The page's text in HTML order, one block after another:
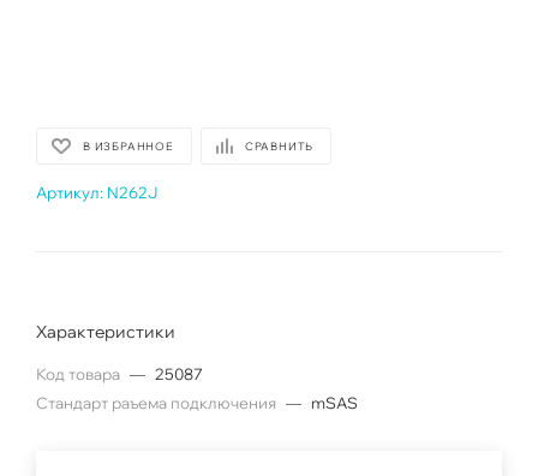
В ИЗБРАННОЕ СРАВНИТЬ
Артикул: N262J
Характеристики
Код товара — 25087
Стандарт раъема подключения — mSAS